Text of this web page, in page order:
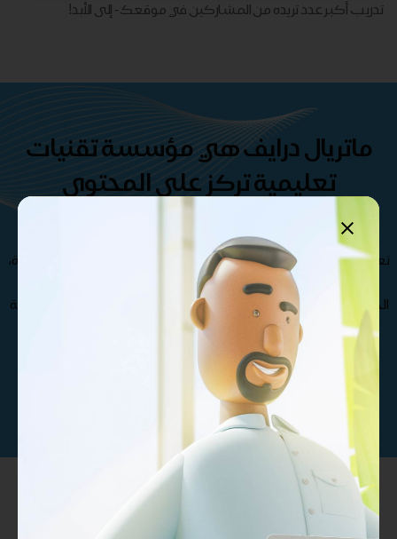
تدريب أكبر عدد تريده من المشاركين في موقعك - ​​إلى الأبد!
ماتريال درايف هي مؤسسة تقنيات
تعليمية تركز على المحتوى
والمنصات والتطوير المخصص .
تعرف على فريقنا الإستثنائي من المتخصصين و الدكاترة الأكثر خبرة،
مما يجعل مؤسسة ماتريال درايف الأفضل في صناعة و تطوير
الحقائب التدريبية , كذلك نوفر مجموعة متنوعة من حقائب تدريبية
بجودة عالية تغطي مختلف التخصصات
تواصل معنا